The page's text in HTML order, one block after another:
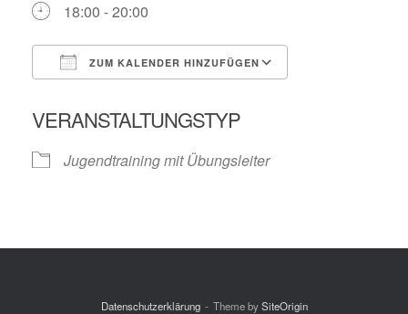
18:00 - 20:00
ZUM KALENDER HINZUFÜGEN
VERANSTALTUNGSTYP
Jugendtraining mit Übungsleiter
Datenschutzerklärung Theme bySiteOrigin